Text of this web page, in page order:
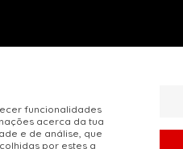
Cofinanciado por
funcionalidades
acerca da tua
e de análise, que
por estes a